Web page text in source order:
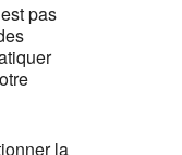
pas
la